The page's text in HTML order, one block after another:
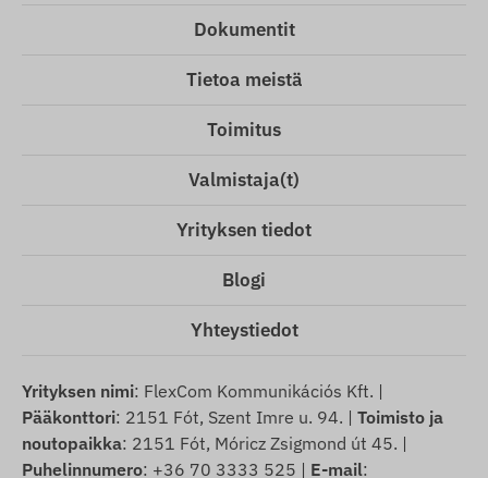
Dokumentit
Tietoa meistä
Toimitus
Valmistaja(t)
Yrityksen tiedot
Blogi
Yhteystiedot
Yrityksen nimi: FlexCom Kommunikációs Kft. |
Pääkonttori: 2151 Fót, Szent Imre u. 94. | Toimisto ja
noutopaikka: 2151 Fót, Móricz Zsigmond út 45. |
Puhelinnumero: +36 70 3333 525 | E-mail: